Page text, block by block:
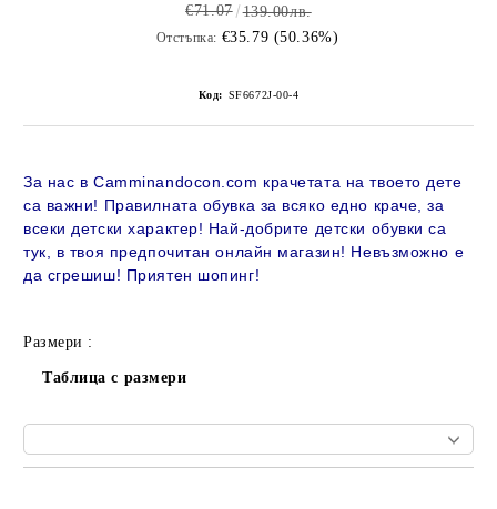
€71.07 139.00лв.
Отстъпка: €35.79 (50.36%)
Код: SF6672J-00-4
За нас в Camminandocon.com крачетата на твоето дете
са важни! Правилната обувка за всяко едно краче, за
всеки детски характер! Най-добрите детски обувки са
тук, в твоя предпочитан онлайн магазин! Невъзможно е
да сгрешиш! Приятен шопинг!
Размери :
Таблица с размери